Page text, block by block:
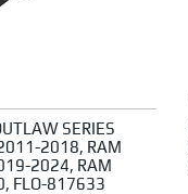
SERIES
2018, RAM
2024, RAM
FLO-817633